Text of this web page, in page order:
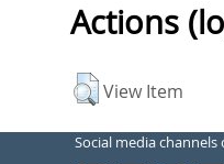
Actions
View Item
Social media channels